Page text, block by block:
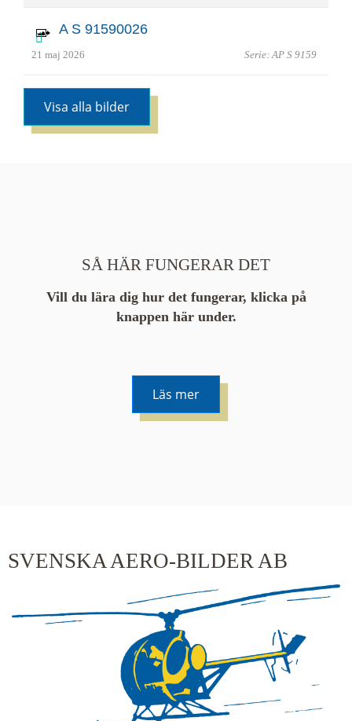
A S 91590026
21 maj 2026 Serie: AP S 9159
Visa alla bilder
SÅ HÄR FUNGERAR DET
Vill du lära dig hur det fungerar, klicka på
knappen här under.
Läs mer
SVENSKA AERO-BILDER AB